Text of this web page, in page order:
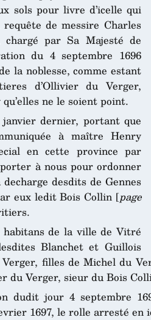
sols pour livre d’icelle qui
de messire Charles
par Sa Majesté de
du 4 septembre 1696
la noblesse, comme estant
d’Ollivier du Verger,
ne le soient point.
dernier, portant que
à maître Henry
en cette province par
à nous pour ordonner
desdits de Gennes
eux ledit Bois Collin [page
de la ville de Vitré
Blanchet et Guillois
filles de Michel du
du Verger, sieur du Bois
dudit jour 4 septembre
1697, le rolle arresté en